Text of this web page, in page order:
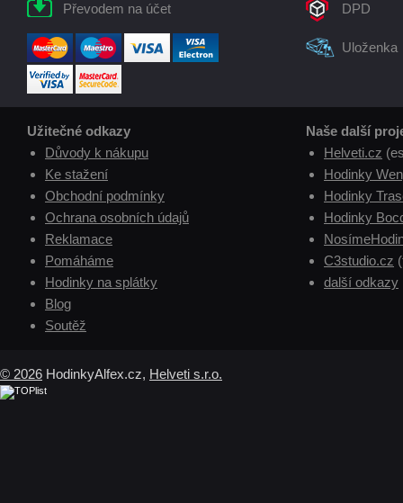
Převodem na účet DPD
Uloženka
Užitečné odkazy
Důvody k nákupu
Ke stažení
Obchodní podmínky
Ochrana osobních údajů
Reklamace
Pomáháme
Hodinky na splátky
Blog
Soutěž
Naše další
Helveti.cz
Hodinky
Hodinky
Hodinky
C3studio.cz
další odkazy
© 2026 HodinkyAlfex.cz, Helveti s.r.o.